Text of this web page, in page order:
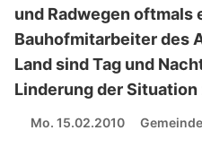
und Radwegen oftmals
Bauhofmitarbeiter des
Land sind Tag und
Linderung der
Mo. 15.02.2010 Gemeinde